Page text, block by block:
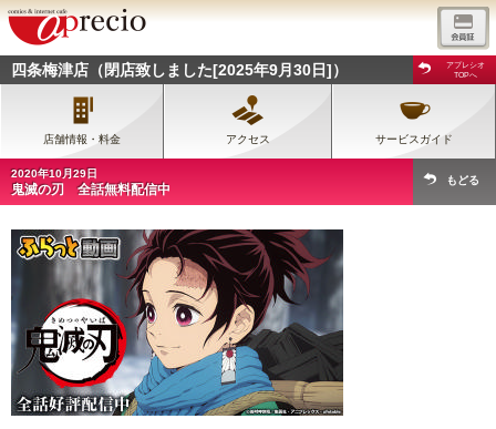
四条梅津店（閉店致しました[2025年9月30日]）
アプレシオ
TOPへ
店舗情報・料金 アクセス サービスガイド
2020年10月29日
鬼滅の刃 全話無料配信中
もどる